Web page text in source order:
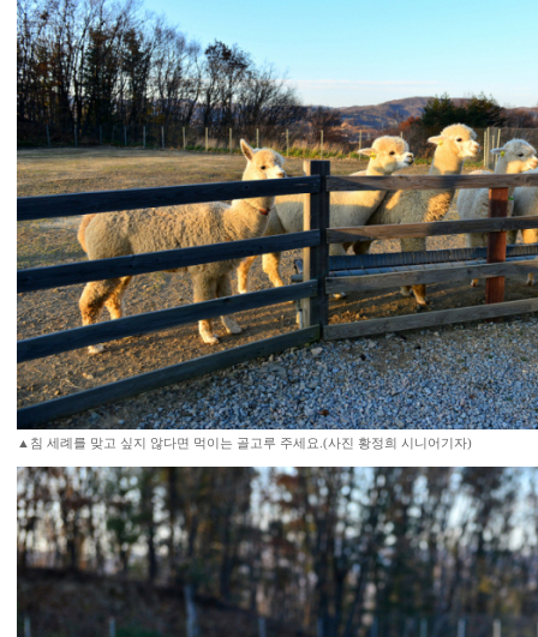
▲침 세례를 맞고 싶지 않다면 먹이는 골고루 주세요.(사진 황정희 시니어기자)